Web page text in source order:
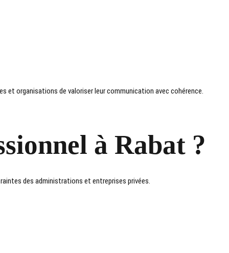
et organisations de valoriser leur communication avec cohérence.
à Rabat ?
des administrations et entreprises privées.